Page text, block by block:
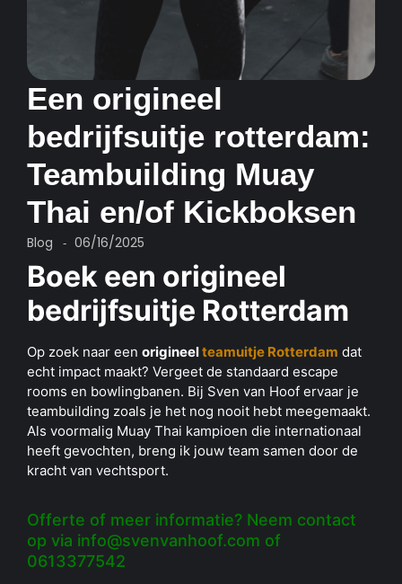
Een origineel
bedrijfsuitje rotterdam:
Teambuilding Muay
Thai en/of Kickboksen
Blog - 06/16/2025
Boek een origineel
bedrijfsuitje Rotterdam
Op zoek naar een origineelteamuitje Rotterdam dat
echt impact maakt? Vergeet de standaard escape
rooms en bowlingbanen. Bij Sven van Hoof ervaar je
teambuilding zoals je het nog nooit hebt meegemaakt.
Als voormalig Muay Thai kampioen die internationaal
heeft gevochten, breng ik jouw team samen door de
kracht van vechtsport.
Offerte of meer informatie? Neem contact
op via info@svenvanhoof.com of
0613377542